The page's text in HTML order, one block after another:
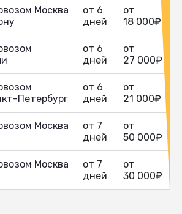
Москва
от 6
дней
от
18 000₽
от 6
дней
от
27 000₽
Петербург
от 6
дней
от
21 000₽
Москва
от 7
дней
от
50 000₽
Москва
от 7
дней
от
30 000₽